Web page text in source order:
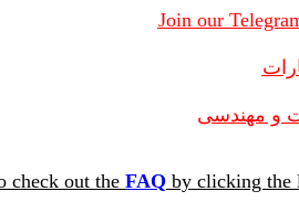
Join our
و مهندسی
check out the FAQ by clicking the